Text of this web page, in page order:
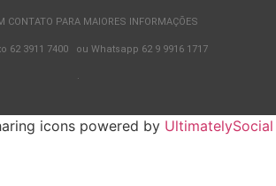
CONTATO PARA MAIORES INFORMAÇÕES
62 3911 7400 ou Whatsapp 62 9 9916 1717
.
icons powered by UltimatelySocial